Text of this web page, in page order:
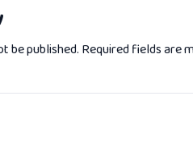
be published. Required fields are